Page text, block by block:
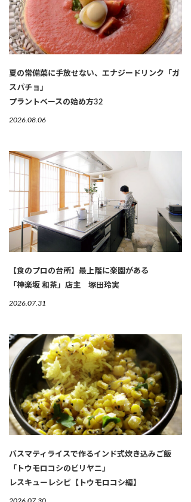
夏の常備菜に手放せない、エナジードリンク「ガ
スパチョ」
プラントベースの始め方32
2026.08.06
【食のプロの台所】最上階に楽園がある
「神楽坂 和茶」店主 塚田玲実
2026.07.31
バスマティライスで作るインド式炊き込みご飯
「トウモロコシのビリヤニ」
レスキューレシピ【トウモロコシ編】